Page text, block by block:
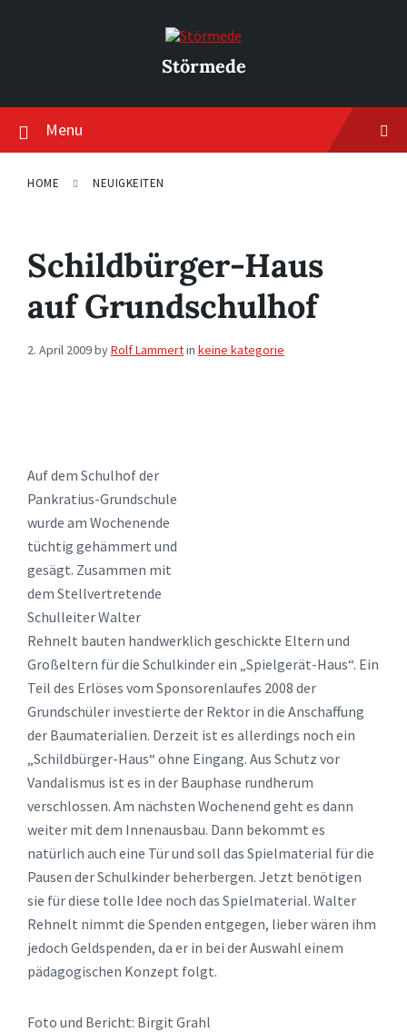
Störmede
Menu
HOME NEUIGKEITEN
Schildbürger-Haus
auf Grundschulhof
2. April 2009byRolf Lammertin keine kategorie
Auf dem Schulhof der
Pankratius-Grundschule
wurde am Wochenende
tüchtig gehämmert und
gesägt. Zusammen mit
dem Stellvertretende
Schulleiter Walter
Rehnelt bauten handwerklich geschickte Eltern und
Großeltern für die Schulkinder ein „Spielgerät-Haus“. Ein
Teil des Erlöses vom Sponsorenlaufes 2008 der
Grundschüler investierte der Rektor in die Anschaffung
der Baumaterialien. Derzeit ist es allerdings noch ein
„Schildbürger-Haus“ ohne Eingang. Aus Schutz vor
Vandalismus ist es in der Bauphase rundherum
verschlossen. Am nächsten Wochenend geht es dann
weiter mit dem Innenausbau. Dann bekommt es
natürlich auch eine Tür und soll das Spielmaterial für die
Pausen der Schulkinder beherbergen. Jetzt benötigen
sie für diese tolle Idee noch das Spielmaterial. Walter
Rehnelt nimmt die Spenden entgegen, lieber wären ihm
jedoch Geldspenden, da er in bei der Auswahl einem
pädagogischen Konzept folgt.
Foto und Bericht: Birgit Grahl